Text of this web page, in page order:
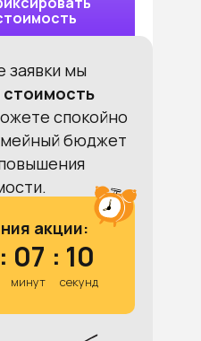
заявки мы
спокойно
бюджет
акции:
минут секунд
07 09
: :